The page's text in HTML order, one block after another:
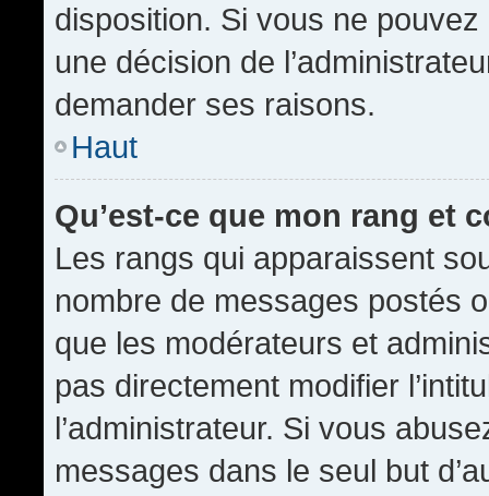
disposition. Si vous ne pouvez
une décision de
demander ses raisons.
Haut
Qu’est-ce que mon rang et
Les rangs qui apparaissent
nombre de messages postés
que les modérateurs et
pas directement modifier
l’administrateur. Si vous
messages dans le seul but